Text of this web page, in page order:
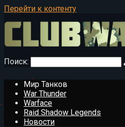
Перейти к контенту
Поиск:
Мир Танков
War Thunder
Warface
Raid Shadow Legends
Новости